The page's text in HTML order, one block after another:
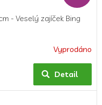
- Veselý zajíček Bing
Vyprodáno
Detail